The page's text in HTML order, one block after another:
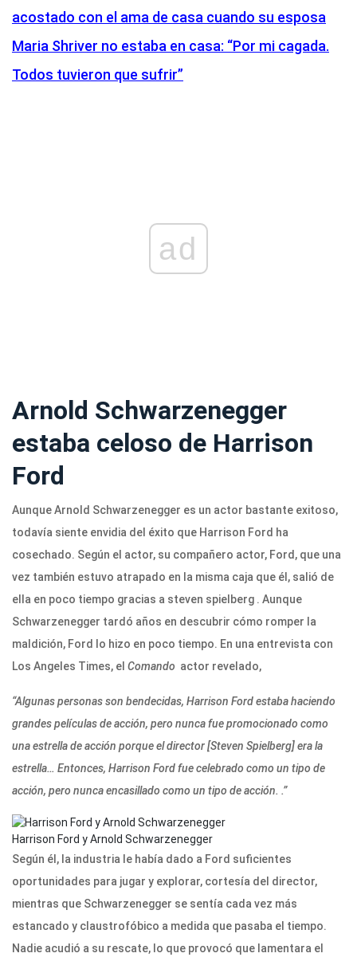
acostado con el ama de casa cuando su esposa
Maria Shriver no estaba en casa: “Por mi cagada.
Todos tuvieron que sufrir”
ad
Arnold Schwarzenegger
estaba celoso de Harrison
Ford
Aunque Arnold Schwarzenegger es un actor bastante exitoso,
todavía siente envidia del éxito que Harrison Ford ha
cosechado. Según el actor, su compañero actor, Ford, que una
vez también estuvo atrapado en la misma caja que él, salió de
ella en poco tiempo gracias a steven spielberg . Aunque
Schwarzenegger tardó años en descubrir cómo romper la
maldición, Ford lo hizo en poco tiempo. En una entrevista con
Los Angeles Times, el Comando actor revelado,
“Algunas personas son bendecidas, Harrison Ford estaba haciendo
grandes películas de acción, pero nunca fue promocionado como
una estrella de acción porque el director [Steven Spielberg] era la
estrella… Entonces, Harrison Ford fue celebrado como un tipo de
acción, pero nunca encasillado como un tipo de acción. .”
Harrison Ford y Arnold Schwarzenegger
Según él, la industria le había dado a Ford suficientes
oportunidades para jugar y explorar, cortesía del director,
mientras que Schwarzenegger se sentía cada vez más
estancado y claustrofóbico a medida que pasaba el tiempo.
Nadie acudió a su rescate, lo que provocó que lamentara el